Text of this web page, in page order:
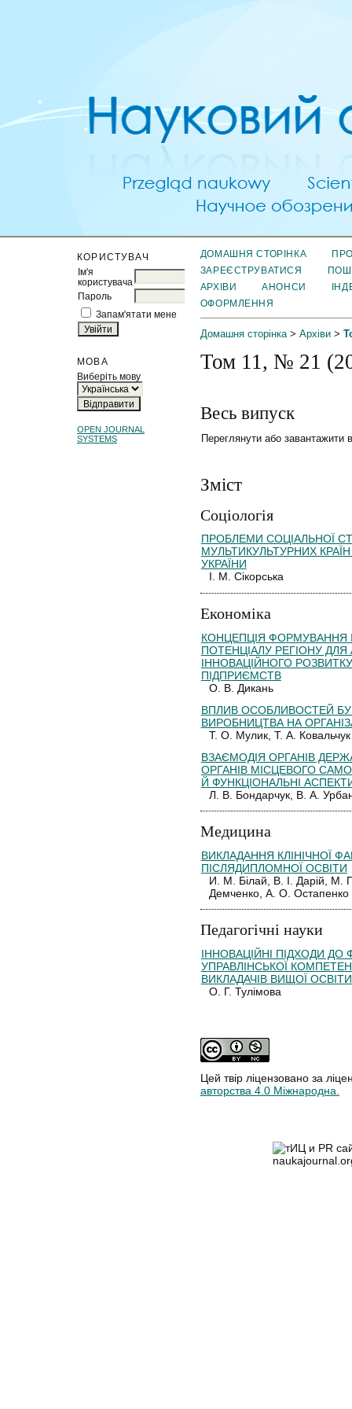
КОРИСТУВАЧ
Ім'я
користувача
Пароль
Запам'ятати мене
МОВА
Виберіть мову
OPEN JOURNAL
SYSTEMS
ДОМАШНЯ СТОРІНКА
ЗАРЕЄСТРУВАТИСЯ
АРХІВИ
АНОНСИ
ОФОРМЛЕННЯ
Домашня сторінка> Архіви>
Том 11, № 21
Весь випуск
Переглянути або завантажити
Зміст
Соціологія
ПРОБЛЕМИ СОЦІАЛЬНОЇ
МУЛЬТИКУЛЬТУРНИХ
УКРАЇНИ
І. М. Сікорська
Економіка
КОНЦЕПЦІЯ ФОРМУВАННЯ
ПОТЕНЦІАЛУ РЕГІОНУ ДЛЯ
ІННОВАЦІЙНОГО
ПІДПРИЄМСТВ
О. В. Дикань
ВПЛИВ ОСОБЛИВОСТЕЙ
ВИРОБНИЦТВА НА
Т. О. Мулик, Т. А. Ковальчук
ВЗАЄМОДІЯ ОРГАНІВ
ОРГАНІВ МІСЦЕВОГО
Й ФУНКЦІОНАЛЬНІ
Л. В. Бондарчук, В. А.
Медицина
ВИКЛАДАННЯ КЛІНІЧНОЇ
ПІСЛЯДИПЛОМНОЇ ОСВІТИ
И. М. Білай, В. І. Дарій, М.
Демченко, А. О. Остапенко
Педагогічні науки
ІННОВАЦІЙНІ ПІДХОДИ
УПРАВЛІНСЬКОЇ
ВИКЛАДАЧІВ ВИЩОЇ ОСВІТИ
О. Г. Тулімова
Цей твір ліцензовано за
авторства 4.0 Міжнародна.